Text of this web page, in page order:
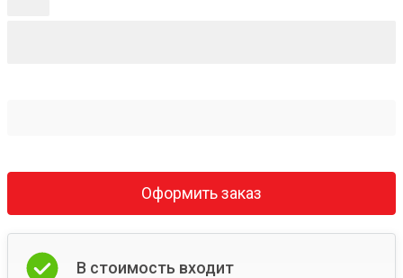
Оформить заказ
В стоимость входит